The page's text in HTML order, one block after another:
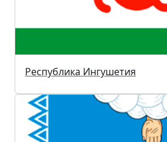
Республика Ингушетия